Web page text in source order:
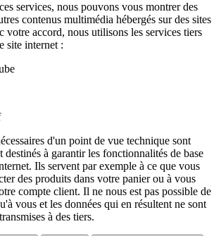
services, nous pouvons vous montrer des
contenus multimédia hébergés sur des sites
votre accord, nous utilisons les services tiers
site internet :
d'un point de vue technique sont
destinés à garantir les fonctionnalités de base
Ils servent par exemple à ce que vous
des produits dans votre panier ou à vous
compte client. Il ne nous est pas possible de
vous et les données qui en résultent ne sont
à des tiers.